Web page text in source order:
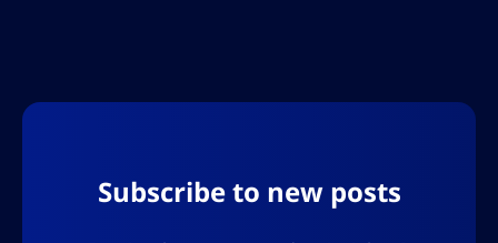
Subscribe to new posts